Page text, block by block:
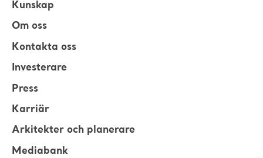
Kunskap
Om oss
Kontakta oss
Investerare
Press
Karriär
Arkitekter och planerare
Mediabank